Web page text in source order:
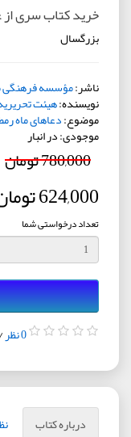
خرید کتاب سری
بزرگسال
ناشر:مؤسسه فرهنگی
نویسنده:هیئت
موضوع:دعاهای ماه
موجودی: در انبار
780,000 تومان
624,000 تومان
تعداد درخواستی شما
0 نظر /
درباره کتاب